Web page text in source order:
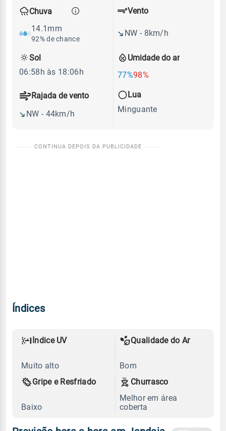
Chuva
14.1mm
92% de chance
Umidade do ar
77%98%
Vento
NW - 8km/h
Rajada de vento
NW - 44km/h
Sol
06:58h às 18:06h
Lua
Minguante
Índices
Índice UV
Muito alto
Qualidade do Ar
Bom
Gripe e Resfriado
Baixo
Churrasco
Melhor em área
coberta